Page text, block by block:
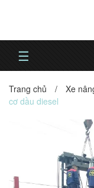
☰
Trang chủ / Xe
cơ dầu diesel